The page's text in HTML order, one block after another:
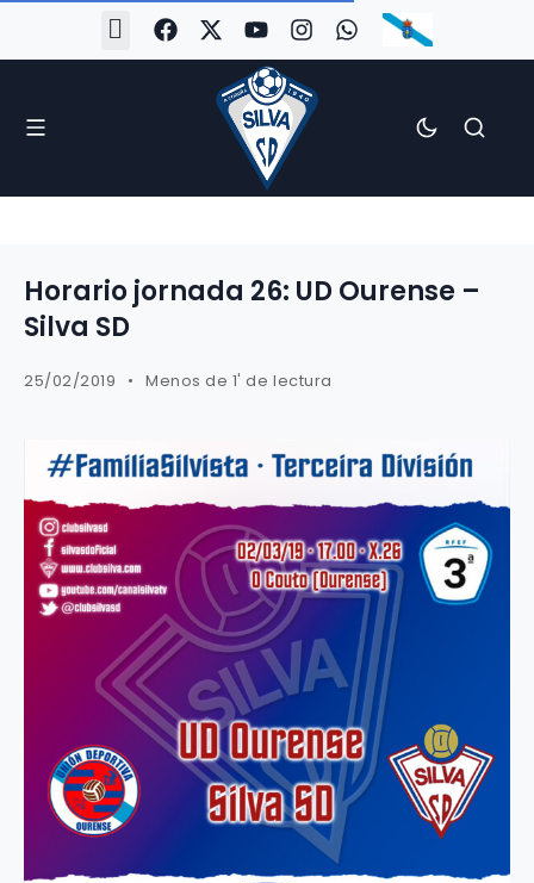
Horario jornada 26: UD Ourense –
Silva SD
25/02/2019 Menos de 1' de lectura